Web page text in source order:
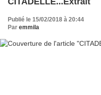
Publié le 15/02/2018 à 20:44
Par emmila